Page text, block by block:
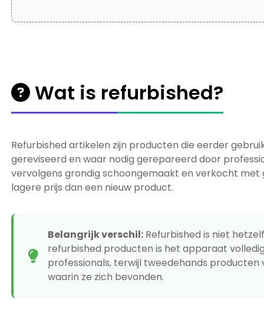
Wat is refurbished?
Refurbished artikelen zijn producten die eerder
gereviseerd en waar nodig gerepareerd door
vervolgens grondig schoongemaakt en verkocht met
lagere prijs dan een nieuw product.
Belangrijk verschil: Refurbished is niet
refurbished producten is het apparaat
professionals, terwijl tweedehands
waarin ze zich bevonden.